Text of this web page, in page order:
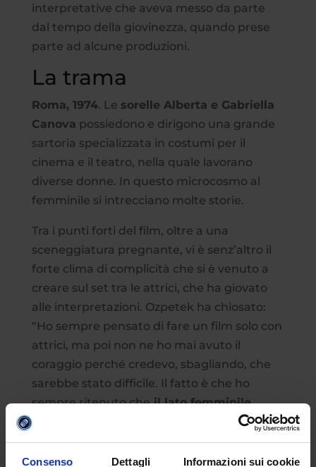
Consenso Dettagli Informazioni sui cookie
interpretative che aveva messo da parte
dal tempo della giovinezza, quando prese
parte ad alcune produzioni.
La trama
Roma, 1974. Le sorelle Alberta e Gabriella
Canova possiedono e dirigono una grande
sartoria specializzata in costumi per il
cinema e il teatro, nella quale lavorano
diverse donne. In questo microcosmo al
femminile si intrecciano molte storie.
Tra i punti forti del film, oltre a una
sceneggiatura pregnante, vi è senz’altro il
forte clima di complicità che si è venuto a
creare sul set tra le attrici, che ha giovato
alle interpretazioni. Ozpetek ha chiosato:
“Ho sempre pensato di fare un film solo con
attrici, ma poi non ne ho mai avuto il
coraggio perché credevo, sbagliando, che
sarebbe stato difficile. Il fatto è che ho
sempre ritenuto cheil lato femminile,
anche quello che c’è negli uomini, sia il
lato importante della vita”.